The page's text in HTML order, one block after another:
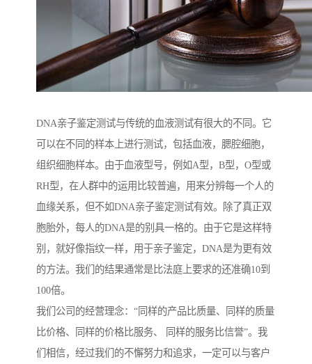
DNA亲子鉴定测试与传统的血液测试有很大的不同。它
可以在不同的样本上进行测试，包括血液，腮腔细胞，
组织细胞样本。由于血液型号，例如A型，B型，O型或
RH型，在人群中的运用比较普遍，用来分辨每一个人的
血缘关系，但不如DNA亲子鉴定测试有效。除了真正双
胞胎外，每人的DNA是的别具一格的。由于它是这样特
别，就好像指纹一样，用于亲子鉴定，DNA是为更有效
的方法。我们的结果通常是比法庭上要求的还准确10到
100倍。
我们公司的经营理念：“同样的产品比质量、同样的质量
比价格、同样的价格比服务、 同样的服务比信誉”。我
们相信，经过我们的不懈努力和追求，一定可以与客户